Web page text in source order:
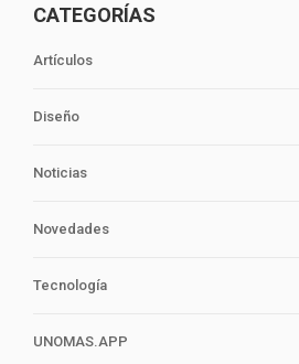
CATEGORÍAS
Artículos
Diseño
Noticias
Novedades
Tecnología
UNOMAS.APP